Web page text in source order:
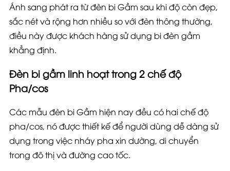
Ánh sang phát ra từ đèn bi Gầm sau khi độ còn đẹp,
sắc nét và rộng hơn nhiều so với đèn thông thường,
điều này được khách hàng sử dụng bi đèn gầm
khẳng định.
Đèn bi gầm linh hoạt trong 2 chế độ
Pha/cos
Các mẫu đèn bi Gầm hiện nay đều có hai chế độ
pha/cos, nó được thiết kế để người dùng dễ dàng sử
dụng trong việc nháy pha xin dường, di chuyển
trong đô thị và đường cao tốc.